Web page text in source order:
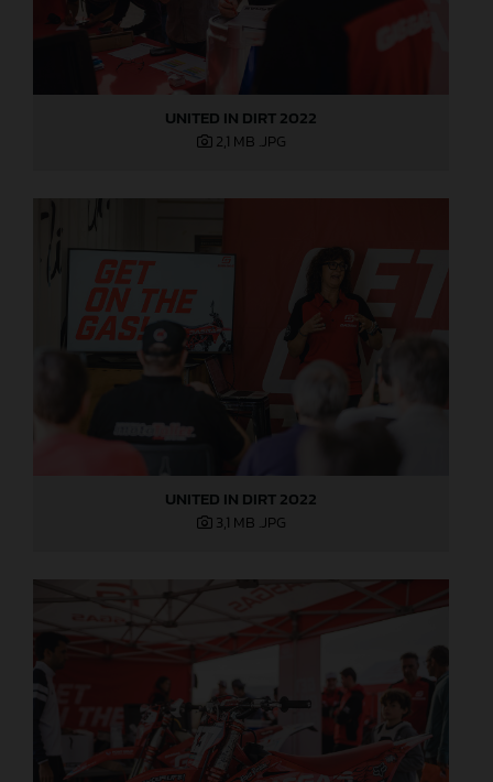
UNITED IN DIRT 2022
2,1 MB .JPG
UNITED IN DIRT 2022
3,1 MB .JPG